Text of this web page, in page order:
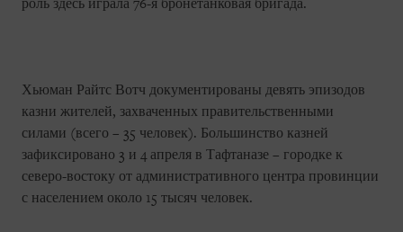
роль здесь играла 76-я бронетанковая бригада.
Хьюман Райтс Вотч документированы девять эпизодов
казни жителей, захваченных правительственными
силами (всего – 35 человек). Большинство казней
зафиксировано 3 и 4 апреля в Тафтаназе – городке к
северо-востоку от административного центра провинции
с населением около 15 тысяч человек.